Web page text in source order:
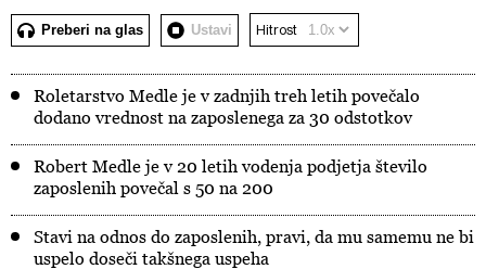
Preberi na glas Ustavi Hitrost
Roletarstvo Medle je v zadnjih treh letih povečalo
dodano vrednost na zaposlenega za 30 odstotkov
Robert Medle je v 20 letih vodenja podjetja število
zaposlenih povečal s 50 na 200
Stavi na odnos do zaposlenih, pravi, da mu samemu ne bi
uspelo doseči takšnega uspeha